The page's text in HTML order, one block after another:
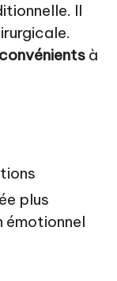
Il
à
plus
émotionnel